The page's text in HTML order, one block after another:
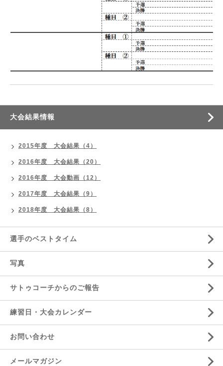
大会結果情報
2015年度 大会結果（4）
2016年度 大会結果（20）
2016年度 大会動画（12）
2017年度 大会結果（9）
2018年度 大会結果（8）
選手のベストタイム
写真
サトゥコーチからのご報告
練習日・大会カレンダー
お問い合わせ
メールマガジン